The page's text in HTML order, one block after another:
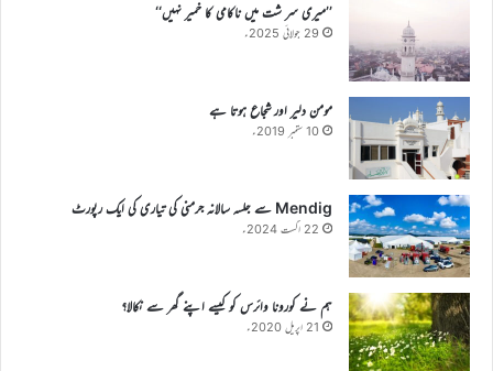
’’میری سر شت میں ناکامی کا خمیر نہیں‘‘
29 جولائی 2025ء
مومن دلیر اور شجاع ہوتا ہے
10 ستمبر 2019ء
Mendig سے جلسہ سالانہ جرمنی کی تیاری کی ایک رپورٹ
22 اگست 2024ء
ہم نے کورونا وائرس کو کیسے اپنے گھر سے نکالا؟
21 اپریل 2020ء